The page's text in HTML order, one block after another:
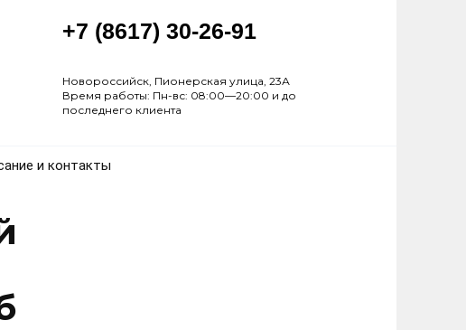
+7 (8617) 30-26-91
Новороссийск, Пионерская улица, 23А
Время работы: Пн-вс: 08:00—20:00 и до
последнего клиента
и контакты